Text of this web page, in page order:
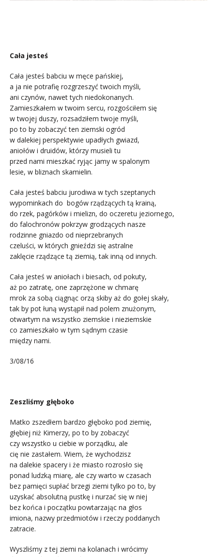
Cała jesteś
Cała jesteś babciu w męce pańskiej,
a ja nie potrafię rozgrzeszyć twoich myśli,
ani czynów, nawet tych niedokonanych.
Zamieszkałem w twoim sercu, rozgościłem się
w twojej duszy, rozsadziłem twoje myśli,
po to by zobaczyć ten ziemski ogród
w dalekiej perspektywie upadłych gwiazd,
aniołów i druidów, którzy musieli tu
przed nami mieszkać ryjąc jamy w spalonym
lesie, w bliznach skamielin.
Cała jesteś babciu jurodiwa w tych szeptanych
wypominkach do bogów rządzących tą krainą,
do rzek, pagórków i mielizn, do oczeretu jeziornego,
do falochronów pokrzyw grodzących nasze
rodzinne gniazdo od nieprzebranych
czeluści, w których gnieździ się astralne
zaklęcie rządzące tą ziemią, tak inną od innych.
Cała jesteś w aniołach i biesach, od pokuty,
aż po zatratę, one zaprzężone w chmarę
mrok za sobą ciągnąc orzą skiby aż do gołej skały,
tak by pot łuną wystąpił nad polem znużonym,
otwartym na wszystko ziemskie i nieziemskie
co zamieszkało w tym sądnym czasie
między nami.
3/08/16
Zeszliśmy głęboko
Matko zszedłem bardzo głęboko pod ziemię,
głębiej niż Kimerzy, po to by zobaczyć
czy wszystko u ciebie w porządku, ale
cię nie zastałem. Wiem, że wychodzisz
na dalekie spacery i że miasto rozrosło się
ponad ludzką miarę, ale czy warto w czasach
bez pamięci supłać brzegi ziemi tylko po to, by
uzyskać absolutną pustkę i nurzać się w niej
bez końca i początku powtarzając na głos
imiona, nazwy przedmiotów i rzeczy poddanych
zatracie.
Wyszliśmy z tej ziemi na kolanach i wrócimy